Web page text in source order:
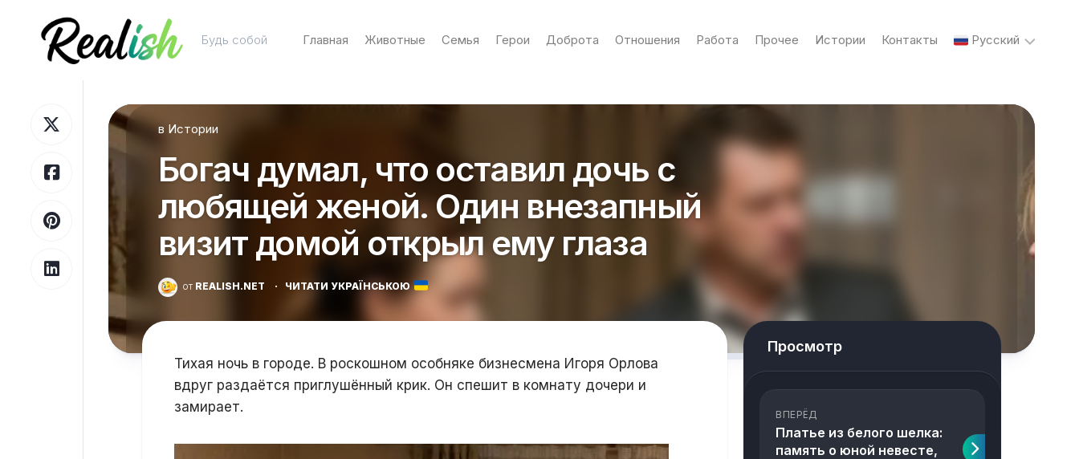
содержанию
Будь собой Главная Животные Семья Герои Доброта Отношения Работа Прочее Истории Контакты Русский
English
в Истории
Богач думал, что оставил дочь с
любящей женой. Один внезапный
визит домой открыл ему глаза
от REALISH.NET · ЧИТАТИ УКРАЇНСЬКОЮ
Тихая ночь в городе. В роскошном особняке бизнесмена Игоря Орлова
вдруг раздаётся приглушённый крик. Он спешит в комнату дочери и
замирает.
Просмотр
ВПЕРЁД
Платье из белого шелка:
память о юной невесте,